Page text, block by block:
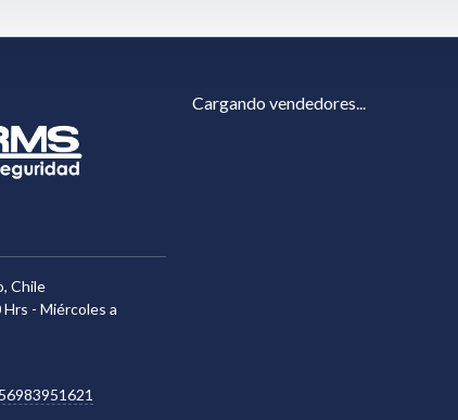
Chile
- Miércoles a
Cargando vendedores...